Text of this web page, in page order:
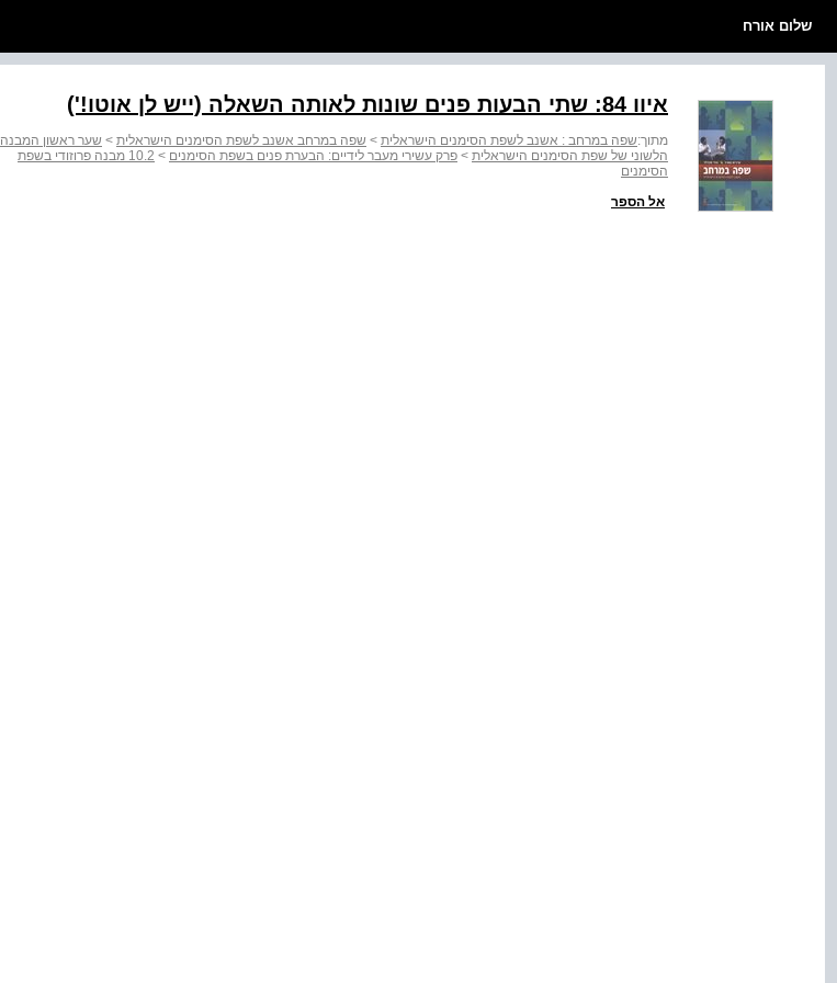
שלום אורח
איוו ‭:84‬ שתי הבעות פנים שונות לאותה השאלה (ייש לן אוטו‭('!‬
מתוך:שפה במרחב : אשנב לשפת הסימנים הישראלית > שפה במרחב אשנב לשפת הסימנים הישראלית > שער ראשון המבנה
הלשוני של שפת הסימנים הישראלית > פרק עשירי מעבר לידיים: הבערת פנים בשפת הסימנים >
10.2 מבנה פרוזודי בשפת
הסימנים
אל הספר